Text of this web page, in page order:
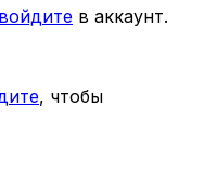
войдите в аккаунт.
, чтобы